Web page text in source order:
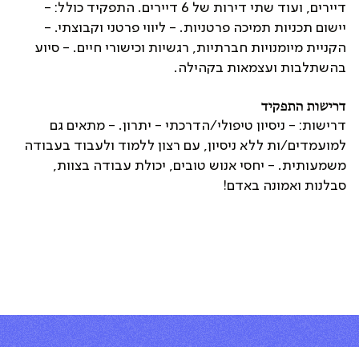
דיירים, ועוד שתי דירות של 6 דיירים. התפקיד כולל: -
יישום תכניות תמיכה פרטניות. - ליווי פרטני וקבוצתי. -
הקניית מיומנויות חברתיות, רגשיות וכישורי חיים. - סיוע
בהשתלבות ועצמאות בקהילה.
דרישות התפקיד
דרישות: - ניסיון טיפולי/הדרכתי - יתרון. - מתאים גם
למועמדים/ות ללא ניסיון, עם רצון ללמוד ולעבוד בעבודה
משמעותית. - יחסי אנוש טובים, יכולת עבודה בצוות,
סבלנות ואמונה באדם!